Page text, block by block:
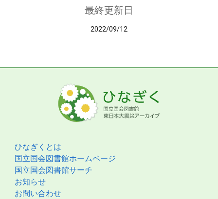
最終更新日
2022/09/12
ひなぎくとは
国立国会図書館ホームページ
国立国会図書館サーチ
お知らせ
お問い合わせ